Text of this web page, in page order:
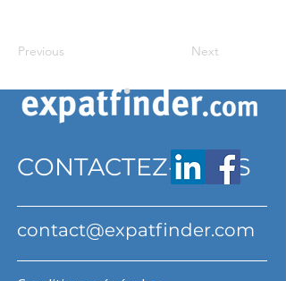
Previous Next
CONTACTEZ-NOUS
contact@expatfinder.com